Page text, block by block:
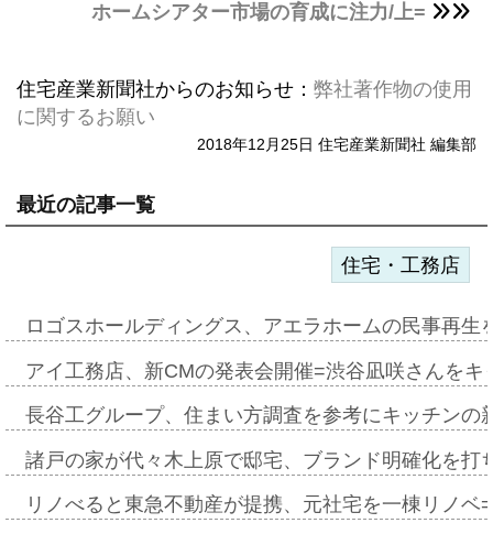
ホームシアター市場の育成に注力/上=
住宅産業新聞社からのお知らせ： 弊社著作物の使用
に関するお願い
2018年12月25日 住宅産業新聞社 編集部
最近の記事一覧
住宅・工務店
ロゴスホールディングス、アエラホームの民事再
アイ工務店、新CMの発表会開催=渋谷凪咲さんを
長谷工グループ、住まい方調査を参考にキッチン
諸戸の家が代々木上原で邸宅、ブランド明確化を
リノべると東急不動産が提携、元社宅を一棟リノ